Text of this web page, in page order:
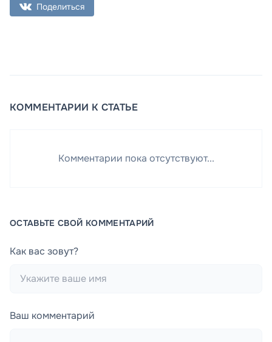
Поделиться
КОММЕНТАРИИ К СТАТЬЕ
Комментарии пока отсутствуют...
ОСТАВЬТЕ СВОЙ КОММЕНТАРИЙ
Как вас зовут?
Ваш комментарий